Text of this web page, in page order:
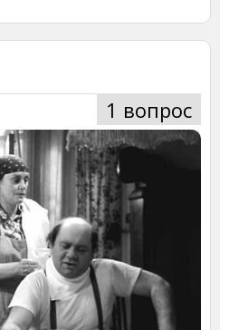
1 вопрос